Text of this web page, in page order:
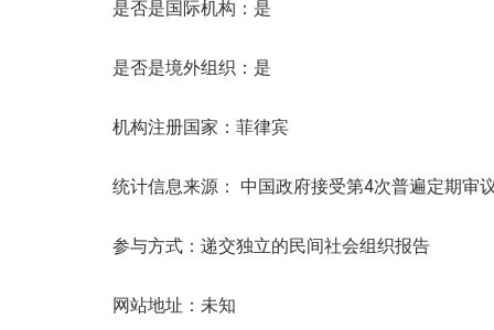
是否是国际机构：是
是否是境外组织：是
机构注册国家：菲律宾
统计信息来源： 中国政府接受第4次普遍定期审
参与方式：递交独立的民间社会组织报告
网站地址：未知